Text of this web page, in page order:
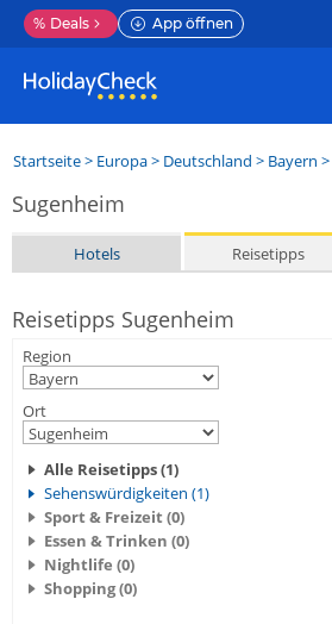
% Deals App öffnen
Startseite> Europa> Deutschland > Bayern >
Sugenheim
Hotels Reisetipps
Reisetipps Sugenheim
Region
Ort
Alle Reisetipps (1)
Sehenswürdigkeiten (1)
Sport & Freizeit (0)
Essen & Trinken (0)
Nightlife (0)
Shopping (0)